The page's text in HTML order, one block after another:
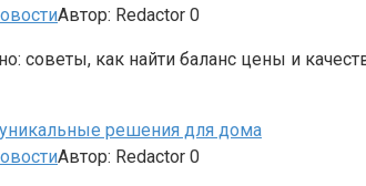
Автор: Redactor 0
советы, как найти баланс цены и
решения для дома
Автор: Redactor 0